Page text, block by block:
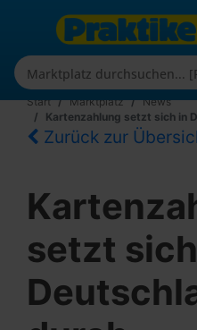
Start Marktplatz
News
Kartenzahlung setzt sich in
Zurück zur
setzt